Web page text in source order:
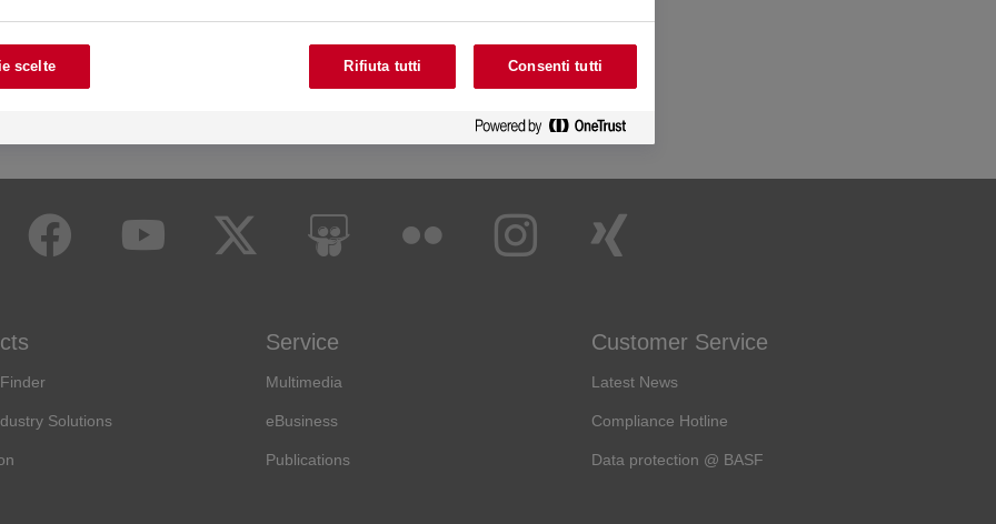
Solutions
Service
Multimedia
eBusiness
Publications
Customer Service
Latest News
Compliance Hotline
Data protection @ BASF
scelte Rifiuta tutti Consenti tutti